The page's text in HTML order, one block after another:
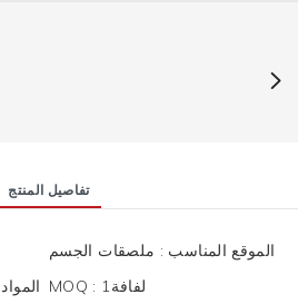
تفاصيل المنتج
الموقع المناسب : ملصقات الجسم
المواد MOQ :
لفافة1